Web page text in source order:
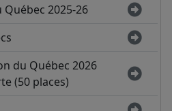
2025-26
du Québec 2026
(50 places)